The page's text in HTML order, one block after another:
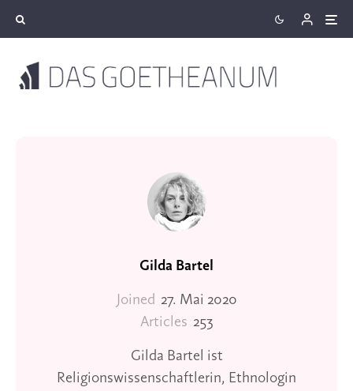
Gilda Bartel
Joined 27. Mai 2020
Articles 253
Gilda Bartel ist
Religionswissenschaftlerin, Ethnologin